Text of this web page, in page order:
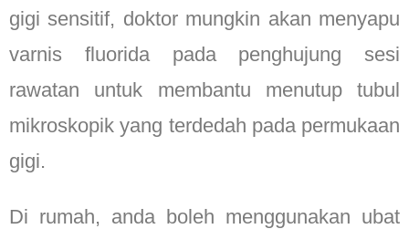
gigi sensitif, doktor mungkin akan menyapu
varnis fluorida pada penghujung sesi
rawatan untuk membantu menutup tubul
mikroskopik yang terdedah pada permukaan
gigi.
Di rumah, anda boleh menggunakan ubat